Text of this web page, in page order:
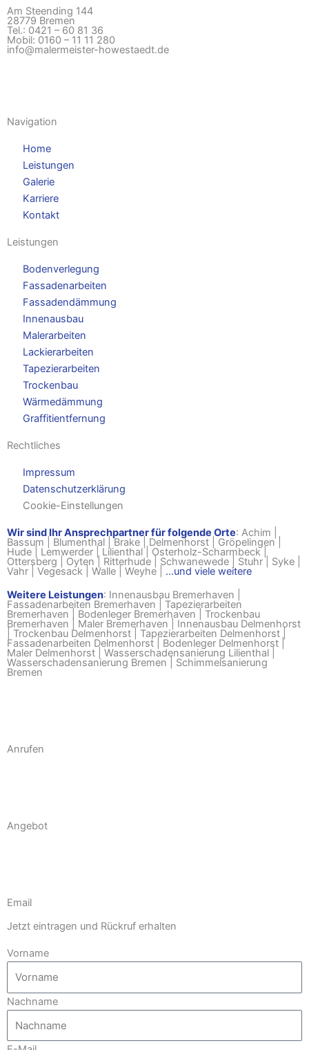
Am Steending 144
28779 Bremen
Tel.: 0421 – 60 81 36
Mobil: 0160 – 11 11 280
info@malermeister-howestaedt.de
Navigation
Home
Leistungen
Galerie
Karriere
Kontakt
Leistungen
Bodenverlegung
Fassadenarbeiten
Fassadendämmung
Innenausbau
Malerarbeiten
Lackierarbeiten
Tapezierarbeiten
Trockenbau
Wärmedämmung
Graffitientfernung
Rechtliches
Impressum
Datenschutzerklärung
Cookie-Einstellungen
Wir sind Ihr Ansprechpartner für folgende Orte: Achim
Bassum Blumenthal |Brake Delmenhorst Gröpelingen|
Hude Lemwerder Lilienthal| Osterholz-Scharmbeck|
Ottersberg Oyten | Ritterhude Schwanewede Stuhr| Syke
Vahr Vegesack Walle Weyhe
...und viele weitere
Weitere Leistungen: Innenausbau Bremerhaven
Fassadenarbeiten Bremerhaven Tapezierarbeiten
Bremerhaven Bodenleger Bremerhaven Trockenbau
Bremerhaven Maler Bremerhaven Innenausbau Delmenhorst
Trockenbau Delmenhorst Tapezierarbeiten Delmenhorst
Fassadenarbeiten Delmenhorst Bodenleger Delmenhorst |
Maler Delmenhorst Wasserschadensanierung Lilienthal
Wasserschadensanierung Bremen Schimmelsanierung
Bremen
Anrufen
Angebot
Email
Jetzt eintragen und Rückruf erhalten
Vorname
Nachname